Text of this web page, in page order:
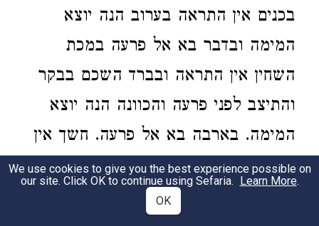
בכנים אין התראה בערוב הנה יוצא
המימה ובדבר בא אל פרעה במכת
השחין אין התראה ובברד השכם בבקר
והתיצב לפני פרעה והכוונה הנה יוצא
המימה. בארבה בא אל פרעה. חשך אין
בה התראה. והטעם שבשלישית אין
התראה דארז"ל מי שלקה ושנה מכניסין
We use cookies to give you the best experience possible on
our site. Click OK to continue using Sefaria. Learn More.
OK